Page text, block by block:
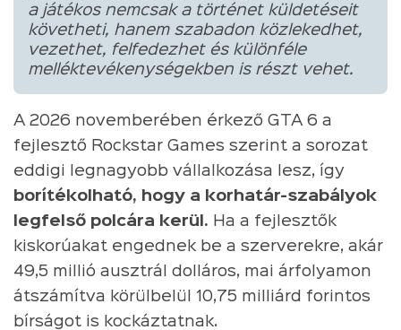
a játékos nemcsak a történet küldetéseit
követheti, hanem szabadon közlekedhet,
vezethet, felfedezhet és különféle
melléktevékenységekben is részt vehet.
A 2026 novemberében érkező GTA 6 a
fejlesztő Rockstar Games szerint a sorozat
eddigi legnagyobb vállalkozása lesz, így
borítékolható, hogy a korhatár-szabályok
legfelső polcára kerül. Ha a fejlesztők
kiskorúakat engednek be a szerverekre, akár
49,5 millió ausztrál dolláros, mai árfolyamon
átszámítva körülbelül 10,75 milliárd forintos
bírságot is kockáztatnak.